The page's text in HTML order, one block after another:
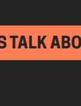
ABOUT